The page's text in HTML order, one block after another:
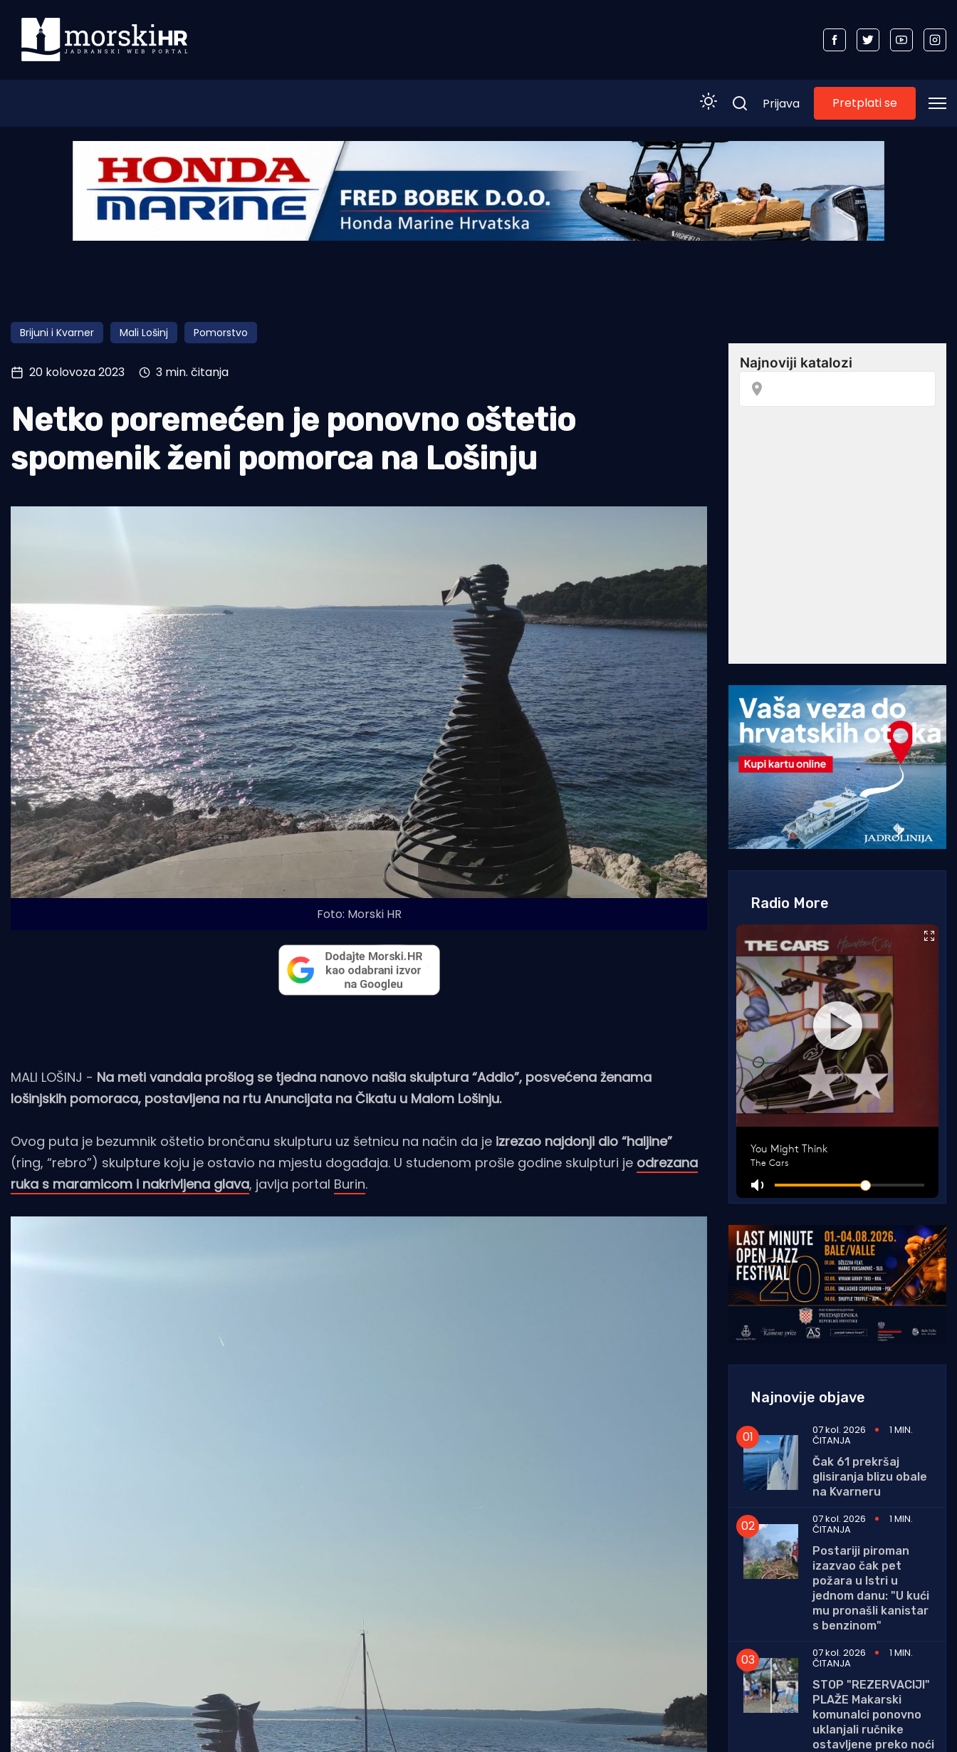
Morski plus
Pomorstvo
Ribolov
Tradicija i kultura
Prijava Pretplati se
Brijuni i Kvarner Mali Lošinj Pomorstvo
20 kolovoza 2023 3 min. čitanja
Netko poremećen je ponovno oštetio
spomenik ženi pomorca na Lošinju
Foto: Morski HR
MALI LOŠINJ - Na meti vandala prošlog se tjedna nanovo našla skulptura “Addio”, posvećena ženama
lošinjskih pomoraca, postavljena na rtu Anuncijata na Čikatu u Malom Lošinju.
Ovog puta je bezumnik oštetio brončanu skulpturu uz šetnicu na način da je izrezao najdonji dio “haljine”
(ring, “rebro”) skulpture koju je ostavio na mjestu događaja. U studenom prošle godine skulpturi je odrezana
ruka s maramicom i nakrivljena glava, javlja portal Burin.
Radio More
Najnovije objave
07 kol. 2026 1 MIN.
ČITANJA
Čak 61 prekršaj
glisiranja blizu obale
na Kvarneru
07 kol. 2026
1 MIN.
ČITANJA
Postariji piroman
izazvao čak pet
požara u Istri u
jednom danu: "U kući
mu pronašli kanistar
s benzinom"
07 kol. 2026
1 MIN.
ČITANJA
STOP "REZERVACIJI"
PLAŽE Makarski
komunalci ponovno
uklanjali ručnike
ostavljene preko noći